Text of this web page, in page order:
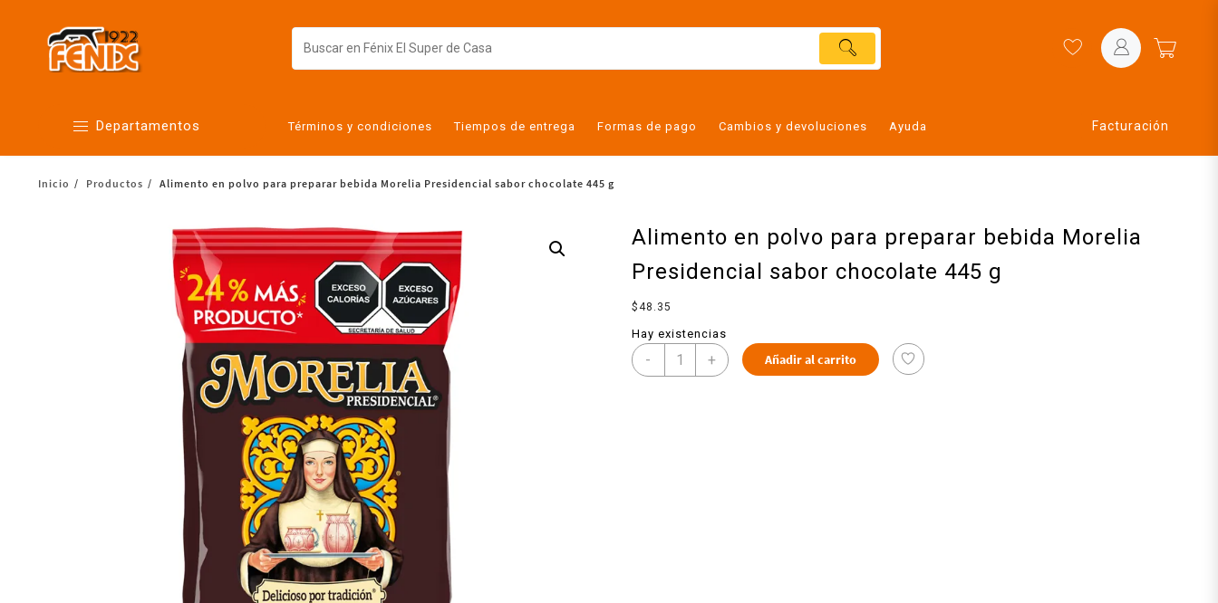
Departamentos
Alimentos
Artículos para el hogar
Botanas y bebidas
Cuidado de la ropa
Limpieza del hogar
Términos y condiciones Tiempos de entrega Formas de pago Cambios y devoluciones Ayuda Facturación
Inicio Productos Alimento en polvo para preparar bebida Morelia Presidencial sabor chocolate 445 g
Alimento en polvo para preparar bebida Morelia
Presidencial sabor chocolate 445 g
$ 48.35
Hay existencias
- + Añadir al carrito